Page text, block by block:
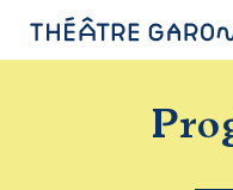
PROGRAMME
INFOS